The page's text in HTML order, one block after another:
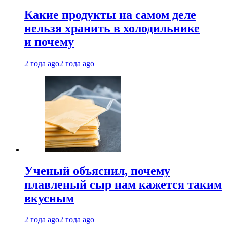
Какие продукты на самом деле
нельзя хранить в холодильнике
и почему
2 года ago2 года ago
Ученый объяснил, почему
плавленый сыр нам кажется таким
вкусным
2 года ago2 года ago